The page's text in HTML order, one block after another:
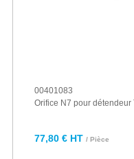
00401083
Orifice N7 pour détendeur
77,80 € HT / Pièce